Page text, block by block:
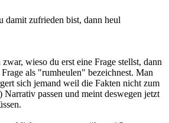
damit zufrieden bist, dann heul
wieso du erst eine Frage stellst, dann
als "rumheulen" bezeichnest. Man
sich jemand weil die Fakten nicht zum
Narrativ passen und meint deswegen jetzt